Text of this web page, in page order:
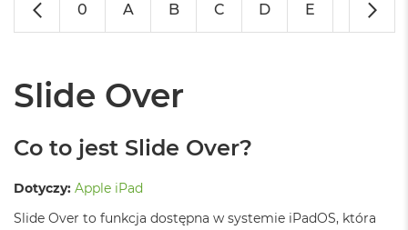
M
B
o
N
e
o
C
y
0 A B C D E
Slide Over
Co to jest Slide Over?
Dotyczy: Apple iPad
Slide Over to funkcja dostępna w systemie iPadOS, która